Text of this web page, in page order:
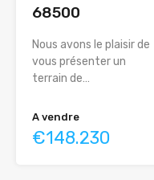
68500
Nous avons le plaisir de
vous présenter un
terrain de…
A vendre
€148.230